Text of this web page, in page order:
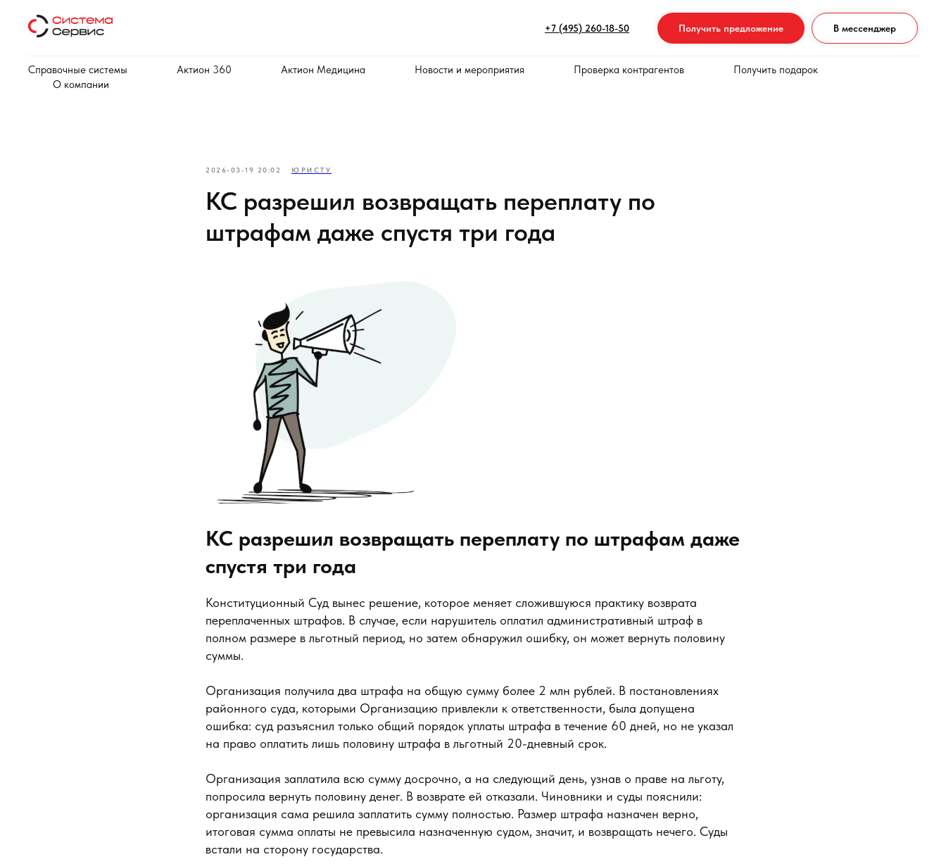
+7 (495) 260-18-50 Получить предложение В мессенджер
Справочные системы Актион 360 Актион Медицина Новости и мероприятия Проверка контрагентов
Получить подарок
О компании
2026-03-19 20:02 ЮРИСТУ
КС разрешил возвращать переплату по
штрафам даже спустя три года
КС разрешил возвращать переплату по штрафам даже
спустя три года
Конституционный Суд вынес решение, которое меняет сложившуюся практику возврата
переплаченных штрафов. В случае, если нарушитель оплатил административный штраф в
полном размере в льготный период, но затем обнаружил ошибку, он может вернуть половину
суммы.
Организация получила два штрафа на общую сумму более 2 млн рублей. В постановлениях
районного суда, которыми Организацию привлекли к ответственности, была допущена
ошибка: суд разъяснил только общий порядок уплаты штрафа в течение 60 дней, но не указал
на право оплатить лишь половину штрафа в льготный 20-дневный срок.
Организация заплатила всю сумму досрочно, а на следующий день, узнав о праве на льготу,
попросила вернуть половину денег. В возврате ей отказали. Чиновники и суды пояснили:
организация сама решила заплатить сумму полностью. Размер штрафа назначен верно,
итоговая сумма оплаты не превысила назначенную судом, значит, и возвращать нечего. Суды
встали на сторону государства.